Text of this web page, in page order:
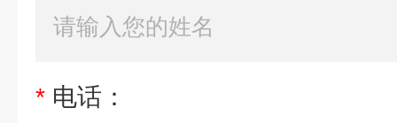
* 电话：